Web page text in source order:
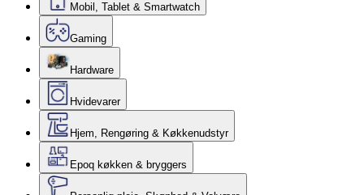
Mobil, Tablet & Smartwatch
Gaming
Hardware
Hvidevarer
Hjem, Rengøring & Køkkenudstyr
Epoq køkken & bryggers